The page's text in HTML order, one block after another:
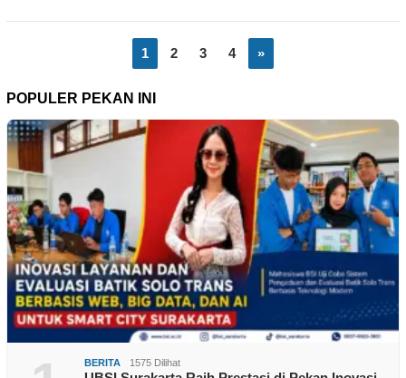
1 2 3 4 »
POPULER PEKAN INI
BERITA 1575 Dilihat